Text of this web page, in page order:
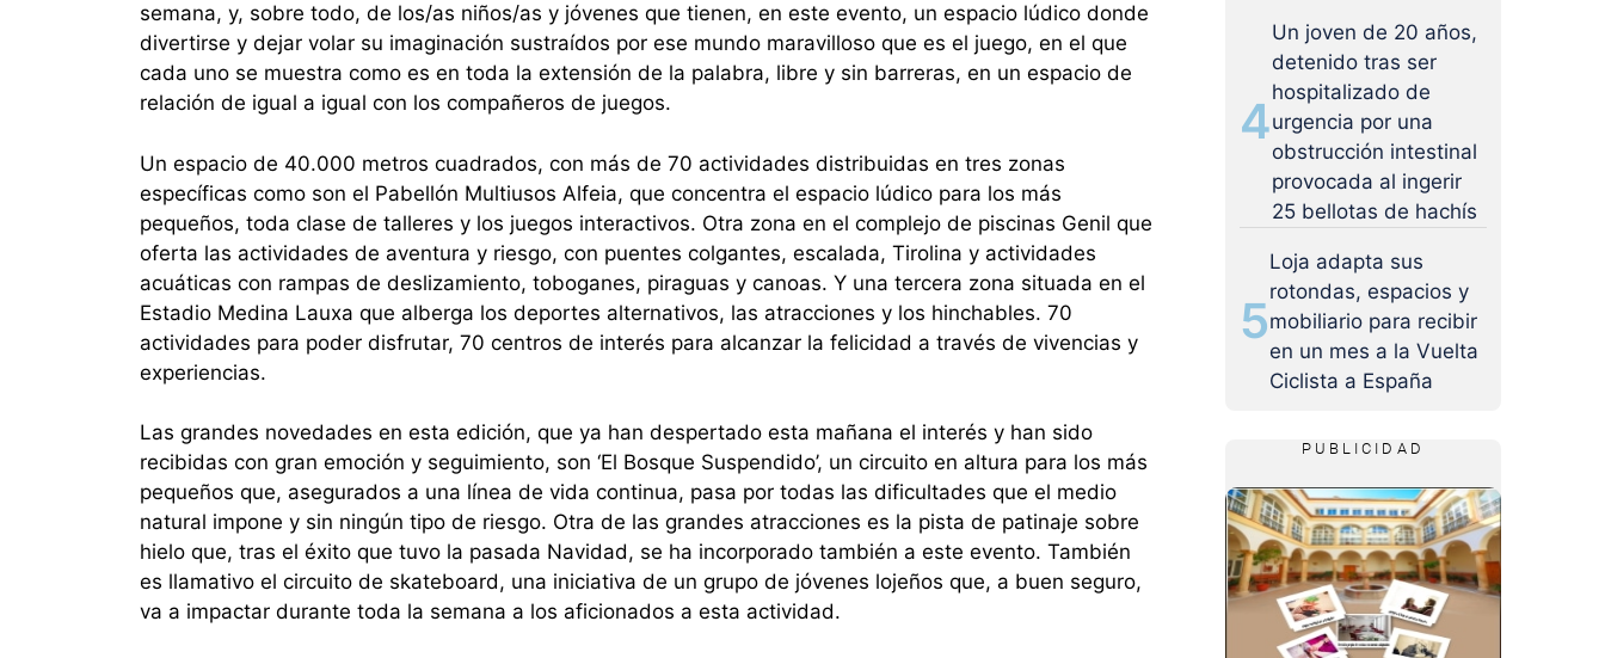
semana, y, sobre todo, de los/as niños/as y jóvenes que tienen, en este evento, un espacio lúdico donde
divertirse y dejar volar su imaginación sustraídos por ese mundo maravilloso que es el juego, en el que
cada uno se muestra como es en toda la extensión de la palabra, libre y sin barreras, en un espacio de
relación de igual a igual con los compañeros de juegos.
Un espacio de 40.000 metros cuadrados, con más de 70 actividades distribuidas en tres zonas
específicas como son el Pabellón Multiusos Alfeia, que concentra el espacio lúdico para los más
pequeños, toda clase de talleres y los juegos interactivos. Otra zona en el complejo de piscinas Genil que
oferta las actividades de aventura y riesgo, con puentes colgantes, escalada, Tirolina y actividades
acuáticas con rampas de deslizamiento, toboganes, piraguas y canoas. Y una tercera zona situada en el
Estadio Medina Lauxa que alberga los deportes alternativos, las atracciones y los hinchables. 70
actividades para poder disfrutar, 70 centros de interés para alcanzar la felicidad a través de vivencias y
experiencias.
Las grandes novedades en esta edición, que ya han despertado esta mañana el interés y han sido
recibidas con gran emoción y seguimiento, son ‘El Bosque Suspendido’, un circuito en altura para los más
pequeños que, asegurados a una línea de vida continua, pasa por todas las dificultades que el medio
natural impone y sin ningún tipo de riesgo. Otra de las grandes atracciones es la pista de patinaje sobre
hielo que, tras el éxito que tuvo la pasada Navidad, se ha incorporado también a este evento. También
es llamativo el circuito de skateboard, una iniciativa de un grupo de jóvenes lojeños que, a buen seguro,
va a impactar durante toda la semana a los aficionados a esta actividad.
4
Un joven de 20 años,
detenido tras ser
hospitalizado de
urgencia por una
obstrucción intestinal
provocada al ingerir
25 bellotas de hachís
5
Loja adapta sus
rotondas, espacios y
mobiliario para recibir
en un mes a la Vuelta
Ciclista a España
PUBLICIDAD